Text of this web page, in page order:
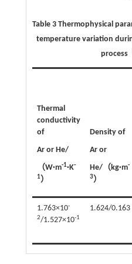
Table 3 Thermophysical
temperature variation
process
Thermal
conductivity
of
Ar or He/
（W·m-1·K-
1）
Density of
Ar or
He/（kg·m-
3）
1.763×10-
2/1.527×10-1
1.624/0.163